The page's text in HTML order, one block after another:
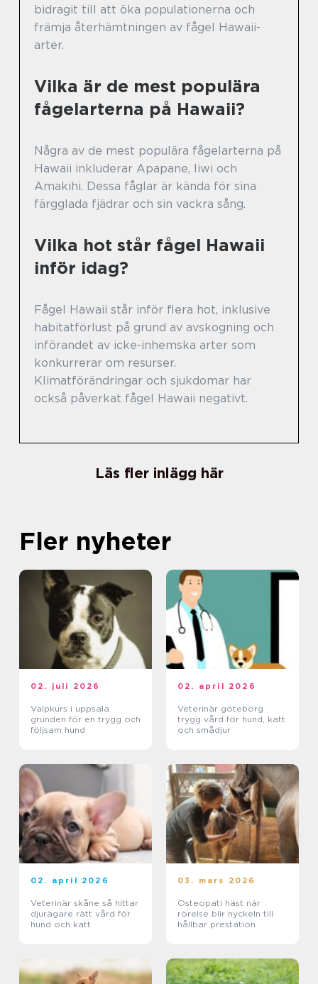
bidragit till att öka populationerna och
främja återhämtningen av fågel Hawaii-
arter.
Vilka är de mest populära
fågelarterna på Hawaii?
Några av de mest populära fågelarterna på
Hawaii inkluderar Apapane, Iiwi och
Amakihi. Dessa fåglar är kända för sina
färgglada fjädrar och sin vackra sång.
Vilka hot står fågel Hawaii
inför idag?
Fågel Hawaii står inför flera hot, inklusive
habitatförlust på grund av avskogning och
införandet av icke-inhemska arter som
konkurrerar om resurser.
Klimatförändringar och sjukdomar har
också påverkat fågel Hawaii negativt.
Läs fler inlägg här
Fler nyheter
02. juli 2026
Valpkurs i uppsala
grunden för en trygg och
följsam hund
02. april 2026
Veterinär göteborg
trygg vård för hund, katt
och smådjur
02. april 2026
Veterinär skåne så hittar
djurägare rätt vård för
hund och katt
03. mars 2026
Osteopati häst när
rörelse blir nyckeln till
hållbar prestation